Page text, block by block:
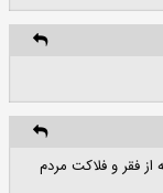
از فقر و فلاکت مردم